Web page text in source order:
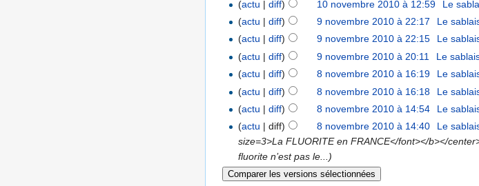
(actu |diff) 10 novembre 2010 à 12:59 Le
(actu |diff) 9 novembre 2010 à 22:17 Le
(actu |diff) 9 novembre 2010 à 22:15 Le
(actu |diff) 9 novembre 2010 à 20:11 Le
(actu |diff) 8 novembre 2010 à 16:19 Le
(actu |diff) 8 novembre 2010 à 16:18 Le
(actu |diff) 8 novembre 2010 à 14:54 Le
(actu | diff) 8 novembre 2010 à 14:40 Le
size=3>La FLUORITE en FRANCE</font></b></
fluorite n’est pas le...)